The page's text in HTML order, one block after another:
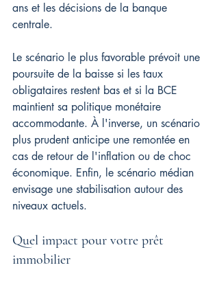
ans et les décisions de la banque
centrale.
Le scénario le plus favorable prévoit une
poursuite de la baisse si les taux
obligataires restent bas et si la BCE
maintient sa politique monétaire
accommodante. À l'inverse, un scénario
plus prudent anticipe une remontée en
cas de retour de l'inflation ou de choc
économique. Enfin, le scénario médian
envisage une stabilisation autour des
niveaux actuels.
Quel impact pour votre prêt
immobilier